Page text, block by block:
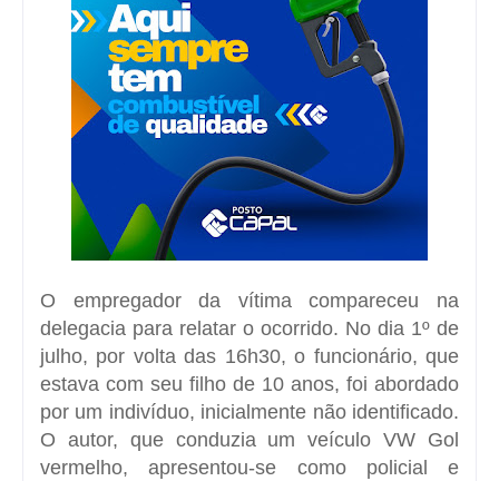
O empregador da vítima compareceu na
delegacia para relatar o ocorrido. No dia 1º de
julho, por volta das 16h30, o funcionário, que
estava com seu filho de 10 anos, foi abordado
por um indivíduo, inicialmente não identificado.
O autor, que conduzia um veículo VW Gol
vermelho, apresentou-se como policial e